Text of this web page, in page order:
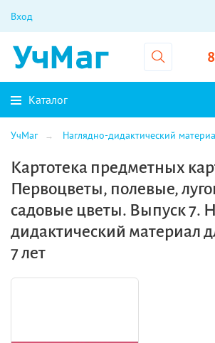
Вход
Каталог
УчМаг Наглядно-дидактический
Картотека предметных
Первоцветы, полевые,
садовые цветы. Выпуск 7.
дидактический материал
7 лет